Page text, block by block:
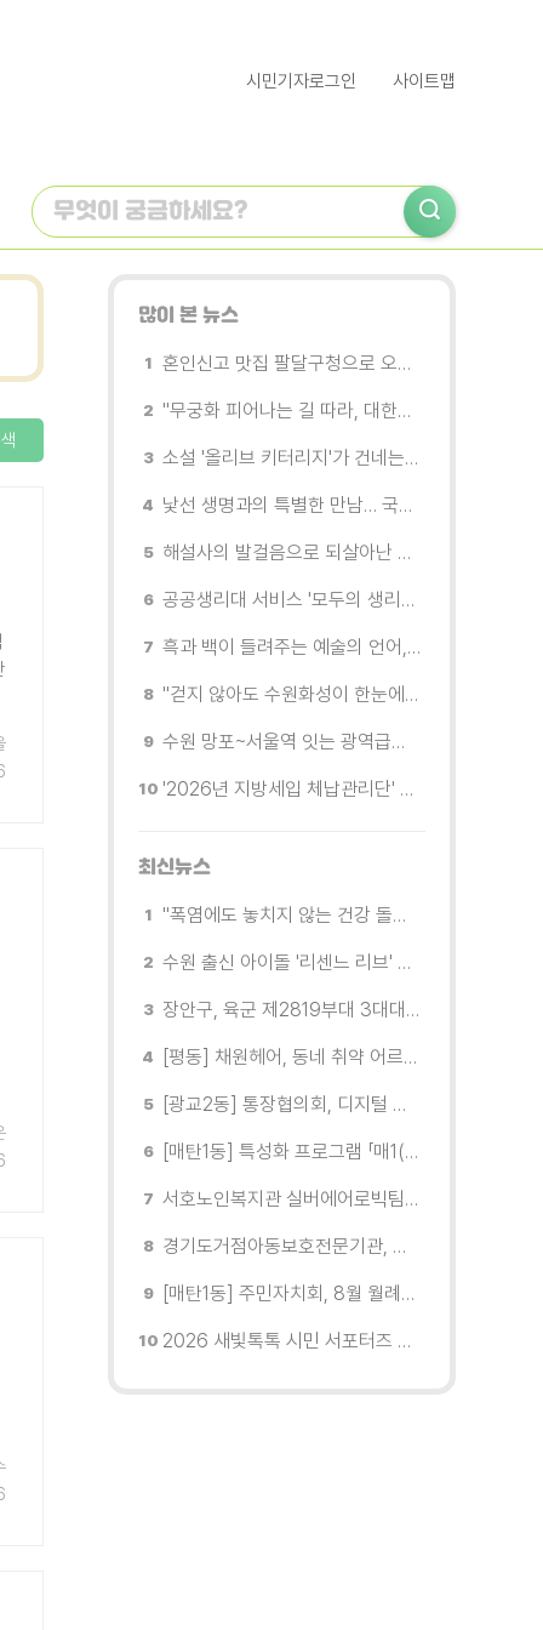
시민기자로그인 사이트맵
많이 본 뉴스
혼인신고 맛집 팔달구청으로 오세요
"무궁화 피어나는 길 따라, 대한민국을 걷는다"
소설 '올리브 키터리지'가 건네는 삶과 연민의 철학
낯선 생명과의 특별한 만남… 국제전 《패트리샤 피치니니: 킨쉽》
해설사의 발걸음으로 되살아난 수원의 독립운동 역사
공공생리대 서비스 '모두의 생리대' 시범 운영...수원시청·4개 구청 등에 지급기 설치
흑과 백이 들려주는 예술의 언어, 수원시립미술관 소장품전《블랑 블랙 파노라마》
"걷지 않아도 수원화성이 한눈에"…무장애 관광버스 '수원행차' 타보니
수원 망포~서울역 잇는 광역급행버스 M5165번, 8월 3일 개통
'2026년 지방세입 체납관리단' 출범... 체납자 실태조사 본격 추진
최신뉴스
"폭염에도 놓치지 않는 건강 돌봄" 팔달구보건소 취약계층 안부 살핀다
수원 출신 아이돌 '리센느 리브' 추천! 직접 따라가 본 수원 필수 코스
장안구, 육군 제2819부대 3대대로부터 감사장 받아
[평동] 채원헤어, 동네 취약 어르신을 위한 이미용서비스 무료 지원
[광교2동] 통장협의회, 디지털 교육 실시
[매탄1동] 특성화 프로그램 「매1(일) 친환경 문화학교」 개강
서호노인복지관 실버에어로빅팀, 제2회 협회장배 수원시에어로빅힙합대회 시니어부 단체전'1위'쾌거
경기도거점아동보호전문기관, 학대피해아동가정 회복 및 재학대 예방 나선다
[매탄1동] 주민자치회, 8월 월례회의 개최
2026 새빛톡톡 시민 서포터즈 발대식 현장